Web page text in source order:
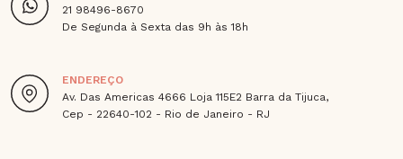
21 98496-8670
De Segunda à Sexta das 9h às 18h
ENDEREÇO
Av. Das Americas 4666 Loja 115E2 Barra da Tijuca,
Cep - 22640-102 - Rio de Janeiro - RJ